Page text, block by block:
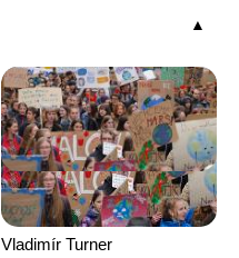
Vladimír Turner